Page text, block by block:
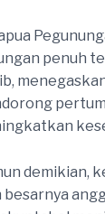
penuh
demikian,
besarnya